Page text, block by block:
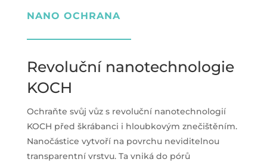
NANO OCHRANA
Revoluční nanotechnologie
KOCH
Ochraňte svůj vůz s revoluční nanotechnologií
KOCH před škrábanci i hloubkovým znečištěním.
Nanočástice vytvoří na povrchu neviditelnou
transparentní vrstvu. Ta vniká do pórů